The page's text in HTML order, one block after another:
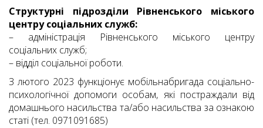
Структурні підрозділи Рівненського міського
центру соціальних служб:
– адміністрація Рівненського міського центру
соціальних служб;
– відділ соціальної роботи.
З лютого 2023 функціонує мобільнабригада соціально-
психологічної допомоги особам, які постраждали від
домашнього насильства та/або насильства за ознакою
статі (тел. 0971091685)